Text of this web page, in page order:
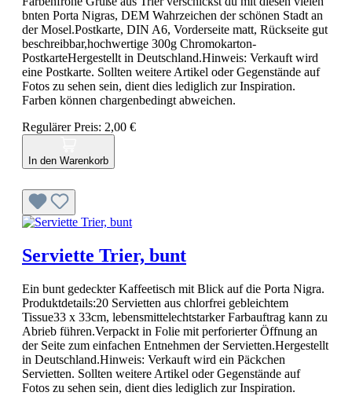
bnten Porta Nigras, DEM Wahrzeichen der schönen Stadt an
der Mosel.Postkarte, DIN A6, Vorderseite matt, Rückseite gut
beschreibbar,hochwertige 300g Chromokarton-
PostkarteHergestellt in Deutschland.Hinweis: Verkauft wird
eine Postkarte. Sollten weitere Artikel oder Gegenstände auf
Fotos zu sehen sein, dient dies lediglich zur Inspiration.
Farben können chargenbedingt abweichen.
Regulärer Preis: 2,00 €
In den Warenkorb
Serviette Trier, bunt
Ein bunt gedeckter Kaffeetisch mit Blick auf die Porta Nigra.
Produktdetails:20 Servietten aus chlorfrei gebleichtem
Tissue33 x 33cm, lebensmittelechtstarker Farbauftrag kann zu
Abrieb führen.Verpackt in Folie mit perforierter Öffnung an
der Seite zum einfachen Entnehmen der Servietten.Hergestellt
in Deutschland.Hinweis: Verkauft wird ein Päckchen
Servietten. Sollten weitere Artikel oder Gegenstände auf
Fotos zu sehen sein, dient dies lediglich zur Inspiration.